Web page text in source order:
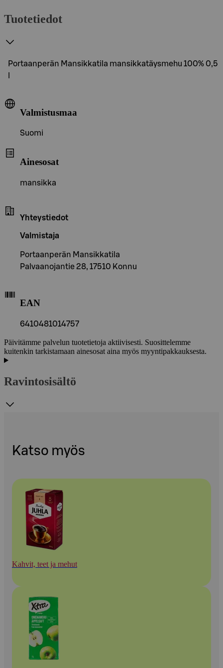
Tuotetiedot
Portaanperän Mansikkatila mansikkatäysmehu 100% 0,5
Valmistusmaa
Suomi
Ainesosat
mansikka
Yhteystiedot
Valmistaja
Portaanperän Mansikkatila
Palvaanojantie 28, 17510 Konnu
EAN
6410481014757
Päivitämme palvelun tuotetietoja aktiivisesti. Suosittelemme
kuitenkin tarkistamaan ainesosat aina myös myyntipakkauksesta.
Ravintosisältö
Katso myös
Kahvit, teet ja mehut